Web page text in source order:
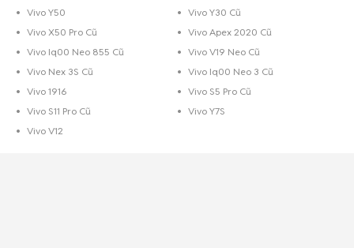
Vivo Y50
Vivo Y30 Cũ
Vivo X50 Pro Cũ
Vivo Apex 2020 Cũ
Vivo Iq00 Neo 855 Cũ
Vivo V19 Neo Cũ
Vivo Nex 3S Cũ
Vivo Iq00 Neo 3 Cũ
Vivo 1916
Vivo S5 Pro Cũ
Vivo S11 Pro Cũ
Vivo Y7S
Vivo V12